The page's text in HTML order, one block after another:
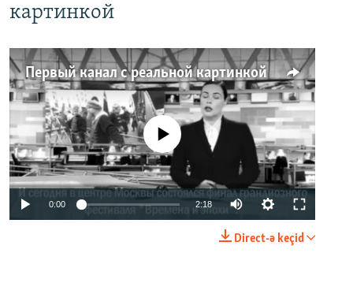
картинкой
Первый канал с реальной картинкой
No media source currently available
0:00 2:18
Direct-ə keçid